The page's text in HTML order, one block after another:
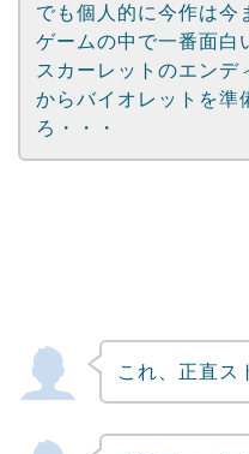
でも個人的に今作は今
ゲームの中で一番面白
スカーレットのエンデ
からバイオレットを準
ろ・・・
これ、正直ス